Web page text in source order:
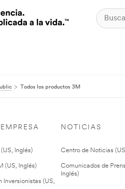
Todos los productos 3M
Inglés)
(US, Inglés)
Inversionistas (US,
NOTICIAS
Centro de Noticias
Comunicados de
Inglés)